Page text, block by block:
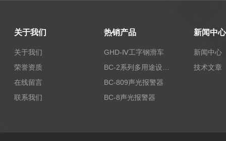
关于我们
关于我们
荣誉资质
在线留言
联系我们
热销产品
GHD-Ⅳ工字钢滑车
BC-809声光报警器
BC-8声光报警器
新闻中心
新闻中心
技术文章